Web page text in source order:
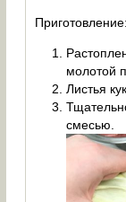
Приготовление:
молотой
Листья
смесью.